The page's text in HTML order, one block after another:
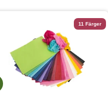
11 Färger